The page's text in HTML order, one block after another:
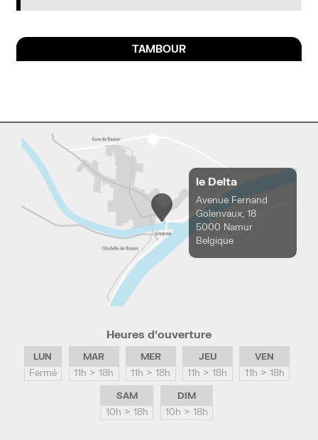
TAMBOUR
le Delta
Avenue Fernand
Golenvaux, 18
5000 Namur
Belgique
Heures d’ouverture
LUN
Fermé
MAR
11h > 18h
MER
11h > 18h
JEU
11h > 18h
VEN
11h > 18h
SAM
10h > 18h
DIM
10h > 18h